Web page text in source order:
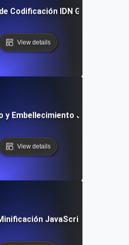
Codificación IDN Gratuita
View details
y Embellecimiento JavaScript
View details
JavaScript Gratuita